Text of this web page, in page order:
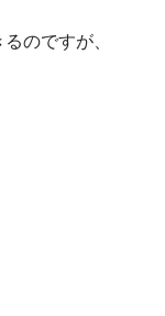
のですが、